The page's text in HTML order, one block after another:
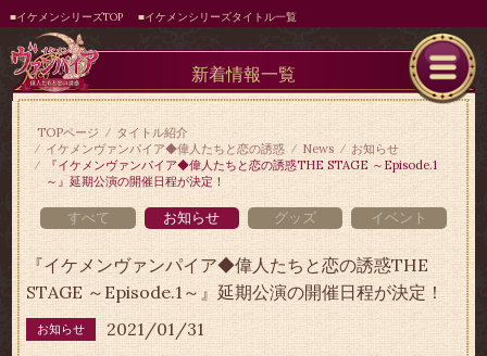
■イケメンシリーズTOP ■イケメンシリーズタイトル一覧
新着情報一覧
TOPページ
タイトル紹介
イケメンヴァンパイア◆偉人たちと恋の誘惑
News
お知らせ
『イケメンヴァンパイア◆偉人たちと恋の誘惑THE STAGE ～Episode.1
～』延期公演の開催日程が決定！
すべて お知らせ グッズ イベント
『イケメンヴァンパイア◆偉人たちと恋の誘惑THE
STAGE ～Episode.1～』延期公演の開催日程が決定！
お知らせ 2021/01/31